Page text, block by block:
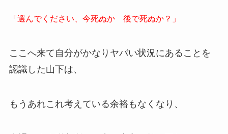
「選んでください、今死ぬか 後で死ぬか？」
ここへ来て自分がかなりヤバい状況にあることを
認識した山下は、
もうあれこれ考えている余裕もなくなり、